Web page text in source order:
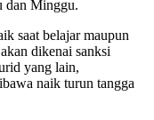
dan Minggu.
saat belajar maupun
dikenai sanksi
yang lain,
naik turun tangga